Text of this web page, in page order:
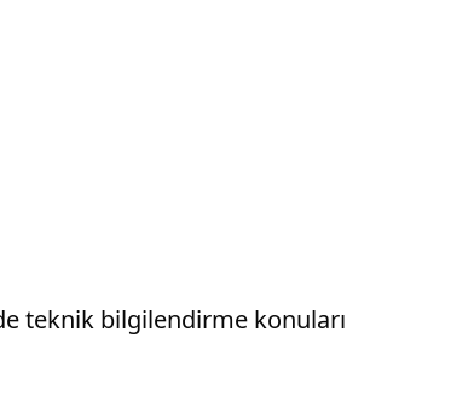
teknik bilgilendirme konuları